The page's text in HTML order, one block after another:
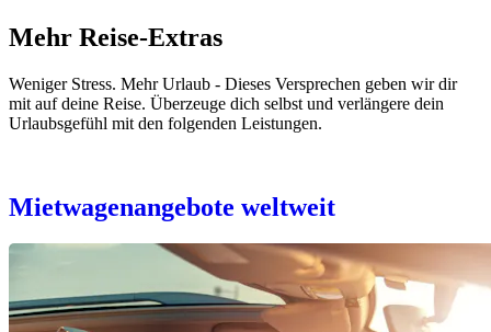
Mehr Reise-Extras
Weniger Stress. Mehr Urlaub - Dieses Versprechen geben wir dir
mit auf deine Reise. Überzeuge dich selbst und verlängere dein
Urlaubsgefühl mit den folgenden Leistungen.
Mietwagenangebote weltweit